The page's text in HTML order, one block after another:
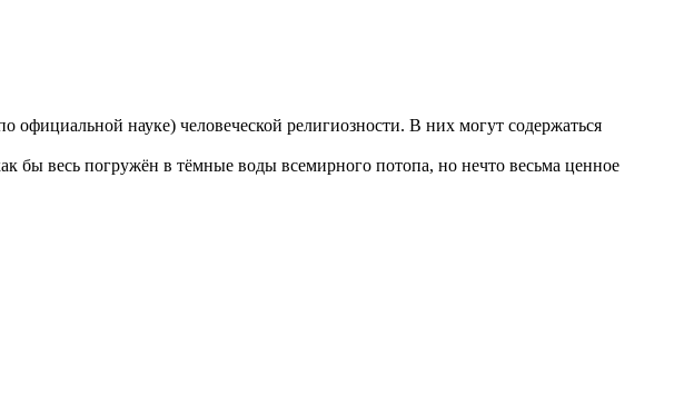
науке) человеческой религиозности. В них могут содержаться
бы весь погружён в тёмные воды всемирного потопа, но нечто весьма ценное